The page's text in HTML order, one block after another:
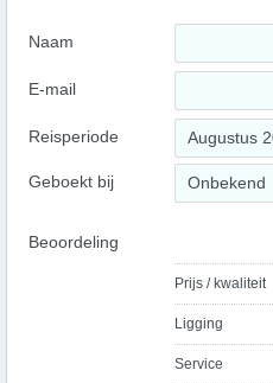
Naam
E-mail
Reisperiode Augustus
Geboekt bij Onbekend
Beoordeling
Prijs / kwaliteit
Ligging
Service